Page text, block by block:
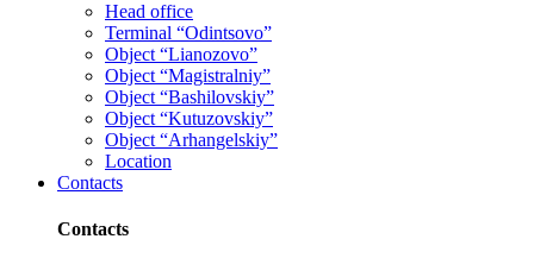
Head office
Terminal “Odintsovo”
Object “Lianozovo”
Object “Magistralniy”
Object “Bashilovskiy”
Object “Kutuzovskiy”
Object “Arhangelskiy”
Location
Contacts
Contacts